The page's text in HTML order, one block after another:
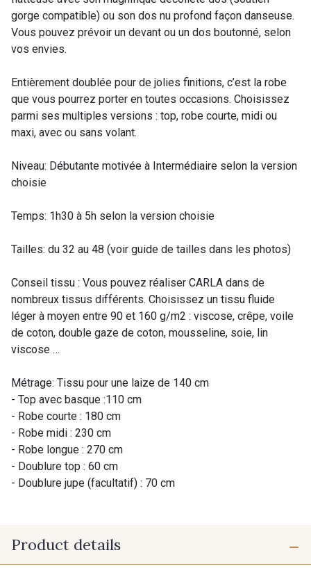
gorge compatible) ou son dos nu profond façon danseuse.
Vous pouvez prévoir un devant ou un dos boutonné, selon
vos envies.
Entièrement doublée pour de jolies finitions, c’est la robe
que vous pourrez porter en toutes occasions. Choisissez
parmi ses multiples versions : top, robe courte, midi ou
maxi, avec ou sans volant.
Niveau: Débutante motivée à Intermédiaire selon la version
choisie
Temps: 1h30 à 5h selon la version choisie
Tailles: du 32 au 48 (voir guide de tailles dans les photos)
Conseil tissu : Vous pouvez réaliser CARLA dans de
nombreux tissus différents. Choisissez un tissu fluide
léger à moyen entre 90 et 160 g/m2 : viscose, crêpe, voile
de coton, double gaze de coton, mousseline, soie, lin
viscose …
Métrage: Tissu pour une laize de 140 cm
- Top avec basque :110 cm
- Robe courte : 180 cm
- Robe midi : 230 cm
- Robe longue : 270 cm
- Doublure top : 60 cm
- Doublure jupe (facultatif) : 70 cm
Product details